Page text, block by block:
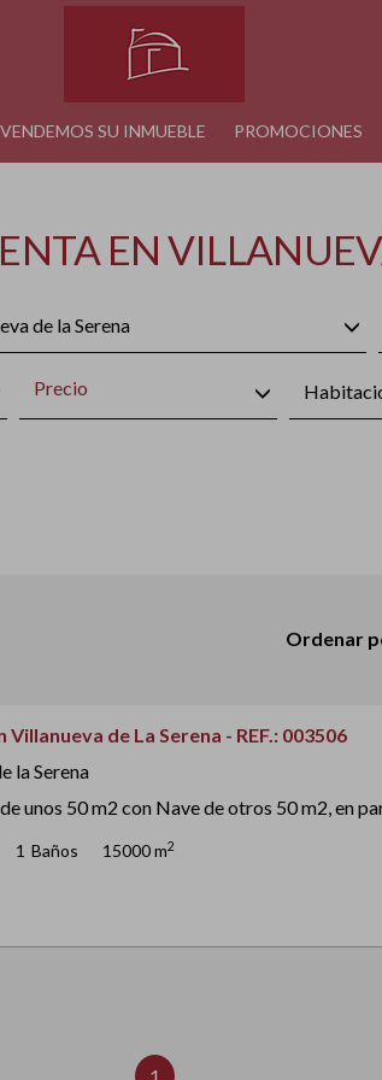
VENDEMOS SU INMUEBLE PROMOCIONES
EN
de la Serena
Precio
Ordenar
Villanueva de La Serena - REF.: 003506
la Serena
unos 50 m2 con Nave de otros 50 m2, en
1 Baños 15000 m2